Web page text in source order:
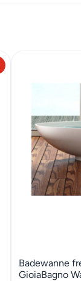
Badewanne
GioiaBagno